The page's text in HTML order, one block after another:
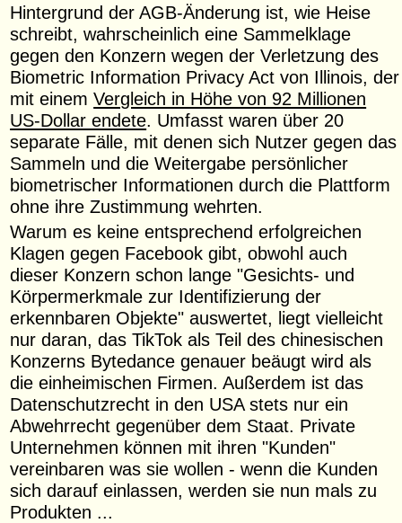
Hintergrund der AGB-Änderung ist, wie Heise
schreibt, wahrscheinlich eine Sammelklage
gegen den Konzern wegen der Verletzung des
Biometric Information Privacy Act von Illinois, der
mit einemVergleich in Höhe von 92 Millionen
US-Dollar endete . Umfasst waren über 20
separate Fälle, mit denen sich Nutzer gegen das
Sammeln und die Weitergabe persönlicher
biometrischer Informationen durch die Plattform
ohne ihre Zustimmung wehrten.
Warum es keine entsprechend erfolgreichen
Klagen gegen Facebook gibt, obwohl auch
dieser Konzern schon lange "Gesichts- und
Körpermerkmale zur Identifizierung der
erkennbaren Objekte" auswertet, liegt vielleicht
nur daran, das TikTok als Teil des chinesischen
Konzerns Bytedance genauer beäugt wird als
die einheimischen Firmen. Außerdem ist das
Datenschutzrecht in den USA stets nur ein
Abwehrrecht gegenüber dem Staat. Private
Unternehmen können mit ihren "Kunden"
vereinbaren was sie wollen - wenn die Kunden
sich darauf einlassen, werden sie nun mals zu
Produkten ...